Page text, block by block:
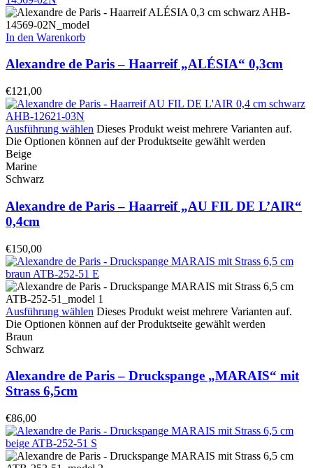
In den Warenkorb
Alexandre de Paris – Haarreif „ALÉSIA“ 0,3cm
€121,00
Ausführung wählen Dieses Produkt weist mehrere Varianten auf.
Die Optionen können auf der Produktseite gewählt werden
Beige
Marine
Schwarz
Alexandre de Paris – Haarreif „AU FIL DE L’AIR“
0,4cm
€150,00
Ausführung wählen Dieses Produkt weist mehrere Varianten auf.
Die Optionen können auf der Produktseite gewählt werden
Braun
Schwarz
Alexandre de Paris – Druckspange „MARAIS“ mit
Strass 6,5cm
€86,00